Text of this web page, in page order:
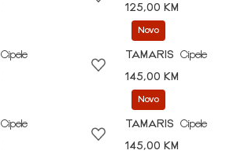
125,00 KM
Cipele
Novo
TAMARIS
Cipele
145,00 KM
Cipele
Novo
TAMARIS
Cipele
145,00 KM